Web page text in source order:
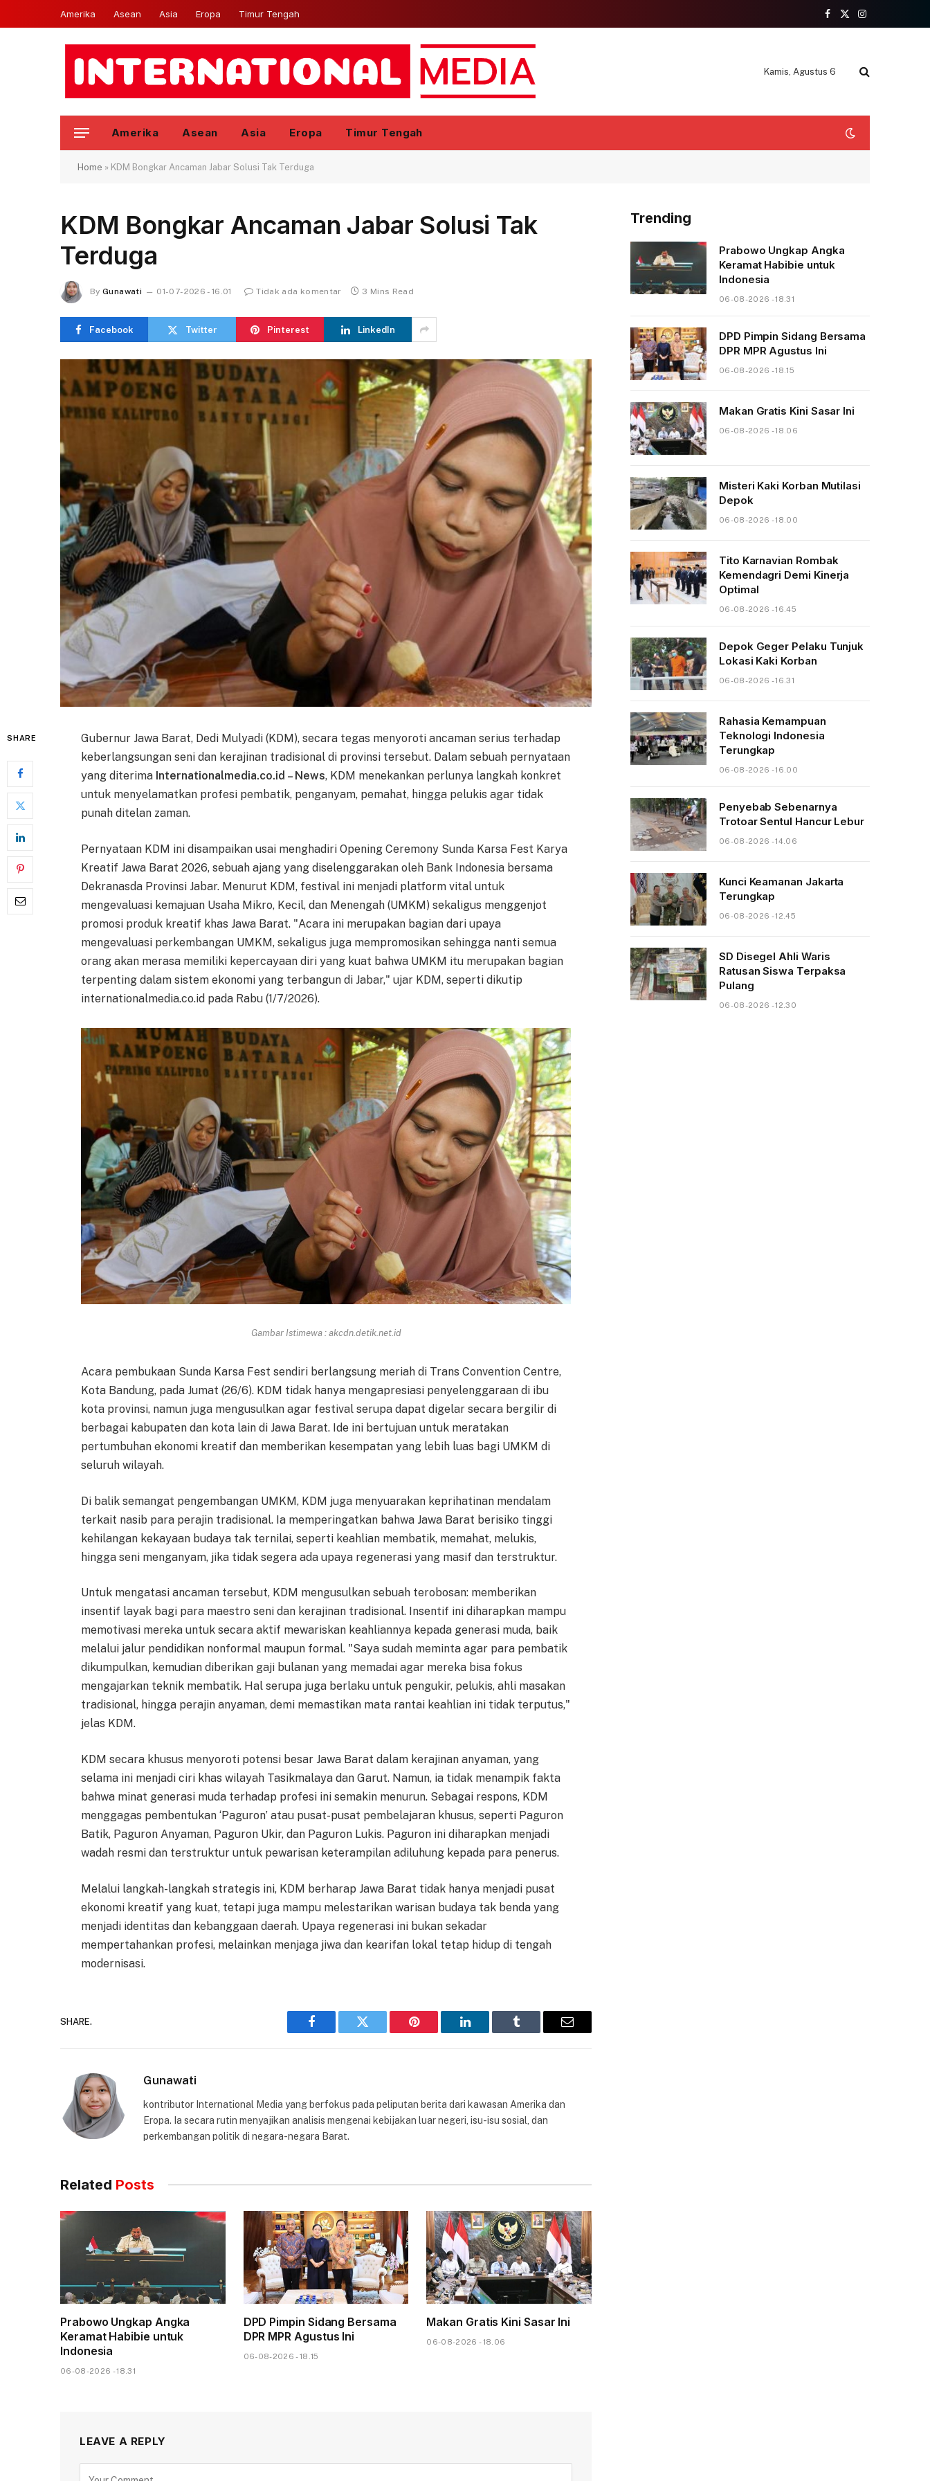
Amerika Asean Asia Eropa Timur Tengah
Facebook
X
Instagram
Kamis, Agustus 6
Amerika Asean Asia Eropa Timur Tengah
Home » KDM Bongkar Ancaman Jabar Solusi Tak Terduga
KDM Bongkar Ancaman Jabar Solusi Tak
Terduga
By Gunawati 01-07-2026 - 16.01 Tidak ada komentar 3 Mins Read
Facebook Twitter Pinterest LinkedIn
SHARE
Gubernur Jawa Barat, Dedi Mulyadi (KDM), secara tegas menyoroti ancaman serius terhadap
keberlangsungan seni dan kerajinan tradisional di provinsi tersebut. Dalam sebuah pernyataan
yang diterima Internationalmedia.co.id – News, KDM menekankan perlunya langkah konkret
untuk menyelamatkan profesi pembatik, penganyam, pemahat, hingga pelukis agar tidak
punah ditelan zaman.
Pernyataan KDM ini disampaikan usai menghadiri Opening Ceremony Sunda Karsa Fest Karya
Kreatif Jawa Barat 2026, sebuah ajang yang diselenggarakan oleh Bank Indonesia bersama
Dekranasda Provinsi Jabar. Menurut KDM, festival ini menjadi platform vital untuk
mengevaluasi kemajuan Usaha Mikro, Kecil, dan Menengah (UMKM) sekaligus menggenjot
promosi produk kreatif khas Jawa Barat. "Acara ini merupakan bagian dari upaya
mengevaluasi perkembangan UMKM, sekaligus juga mempromosikan sehingga nanti semua
orang akan merasa memiliki kepercayaan diri yang kuat bahwa UMKM itu merupakan bagian
terpenting dalam sistem ekonomi yang terbangun di Jabar," ujar KDM, seperti dikutip
internationalmedia.co.id pada Rabu (1/7/2026).
Gambar Istimewa : akcdn.detik.net.id
Acara pembukaan Sunda Karsa Fest sendiri berlangsung meriah di Trans Convention Centre,
Kota Bandung, pada Jumat (26/6). KDM tidak hanya mengapresiasi penyelenggaraan di ibu
kota provinsi, namun juga mengusulkan agar festival serupa dapat digelar secara bergilir di
berbagai kabupaten dan kota lain di Jawa Barat. Ide ini bertujuan untuk meratakan
pertumbuhan ekonomi kreatif dan memberikan kesempatan yang lebih luas bagi UMKM di
seluruh wilayah.
Di balik semangat pengembangan UMKM, KDM juga menyuarakan keprihatinan mendalam
terkait nasib para perajin tradisional. Ia memperingatkan bahwa Jawa Barat berisiko tinggi
kehilangan kekayaan budaya tak ternilai, seperti keahlian membatik, memahat, melukis,
hingga seni menganyam, jika tidak segera ada upaya regenerasi yang masif dan terstruktur.
Untuk mengatasi ancaman tersebut, KDM mengusulkan sebuah terobosan: memberikan
insentif layak bagi para maestro seni dan kerajinan tradisional. Insentif ini diharapkan mampu
memotivasi mereka untuk secara aktif mewariskan keahliannya kepada generasi muda, baik
melalui jalur pendidikan nonformal maupun formal. "Saya sudah meminta agar para pembatik
dikumpulkan, kemudian diberikan gaji bulanan yang memadai agar mereka bisa fokus
mengajarkan teknik membatik. Hal serupa juga berlaku untuk pengukir, pelukis, ahli masakan
tradisional, hingga perajin anyaman, demi memastikan mata rantai keahlian ini tidak terputus,"
jelas KDM.
KDM secara khusus menyoroti potensi besar Jawa Barat dalam kerajinan anyaman, yang
selama ini menjadi ciri khas wilayah Tasikmalaya dan Garut. Namun, ia tidak menampik fakta
bahwa minat generasi muda terhadap profesi ini semakin menurun. Sebagai respons, KDM
menggagas pembentukan ‘Paguron’ atau pusat-pusat pembelajaran khusus, seperti Paguron
Batik, Paguron Anyaman, Paguron Ukir, dan Paguron Lukis. Paguron ini diharapkan menjadi
wadah resmi dan terstruktur untuk pewarisan keterampilan adiluhung kepada para penerus.
Melalui langkah-langkah strategis ini, KDM berharap Jawa Barat tidak hanya menjadi pusat
ekonomi kreatif yang kuat, tetapi juga mampu melestarikan warisan budaya tak benda yang
menjadi identitas dan kebanggaan daerah. Upaya regenerasi ini bukan sekadar
mempertahankan profesi, melainkan menjaga jiwa dan kearifan lokal tetap hidup di tengah
modernisasi.
SHARE.
Facebook Twitter Pinterest LinkedIn Tumblr Email
Gunawati
kontributor International Media yang berfokus pada peliputan berita dari kawasan Amerika dan
Eropa. Ia secara rutin menyajikan analisis mengenai kebijakan luar negeri, isu-isu sosial, dan
perkembangan politik di negara-negara Barat.
Related Posts
Prabowo Ungkap Angka
Keramat Habibie untuk
Indonesia
06-08-2026 - 18.31
DPD Pimpin Sidang Bersama
DPR MPR Agustus Ini
06-08-2026 - 18.15
Makan Gratis Kini Sasar Ini
06-08-2026 - 18.06
LEAVE A REPLY
Trending
Prabowo Ungkap Angka
Keramat Habibie untuk
Indonesia
06-08-2026 - 18.31
DPD Pimpin Sidang Bersama
DPR MPR Agustus Ini
06-08-2026 - 18.15
Makan Gratis Kini Sasar Ini
06-08-2026 - 18.06
Misteri Kaki Korban Mutilasi
Depok
06-08-2026 - 18.00
Tito Karnavian Rombak
Kemendagri Demi Kinerja
Optimal
06-08-2026 - 16.45
Depok Geger Pelaku Tunjuk
Lokasi Kaki Korban
06-08-2026 - 16.31
Rahasia Kemampuan
Teknologi Indonesia
Terungkap
06-08-2026 - 16.00
Penyebab Sebenarnya
Trotoar Sentul Hancur Lebur
06-08-2026 - 14.06
Kunci Keamanan Jakarta
Terungkap
06-08-2026 - 12.45
SD Disegel Ahli Waris
Ratusan Siswa Terpaksa
Pulang
06-08-2026 - 12.30